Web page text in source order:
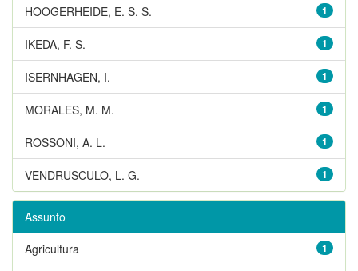
1
HOOGERHEIDE, E. S. S.
1
IKEDA, F. S.
1
ISERNHAGEN, I.
1
MORALES, M. M.
1
ROSSONI, A. L.
1
VENDRUSCULO, L. G.
Assunto
1
Agricultura